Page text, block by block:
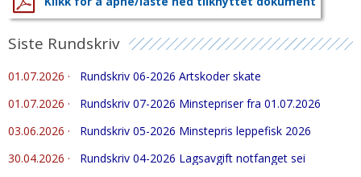
Siste Rundskriv
01.07.2026 ·
Rundskriv 06-2026 Artskoder skate
01.07.2026 ·
Rundskriv 07-2026 Minstepriser fra 01.07.2026
03.06.2026 ·
Rundskriv 05-2026 Minstepris leppefisk 2026
30.04.2026 ·
Rundskriv 04-2026 Lagsavgift notfanget sei